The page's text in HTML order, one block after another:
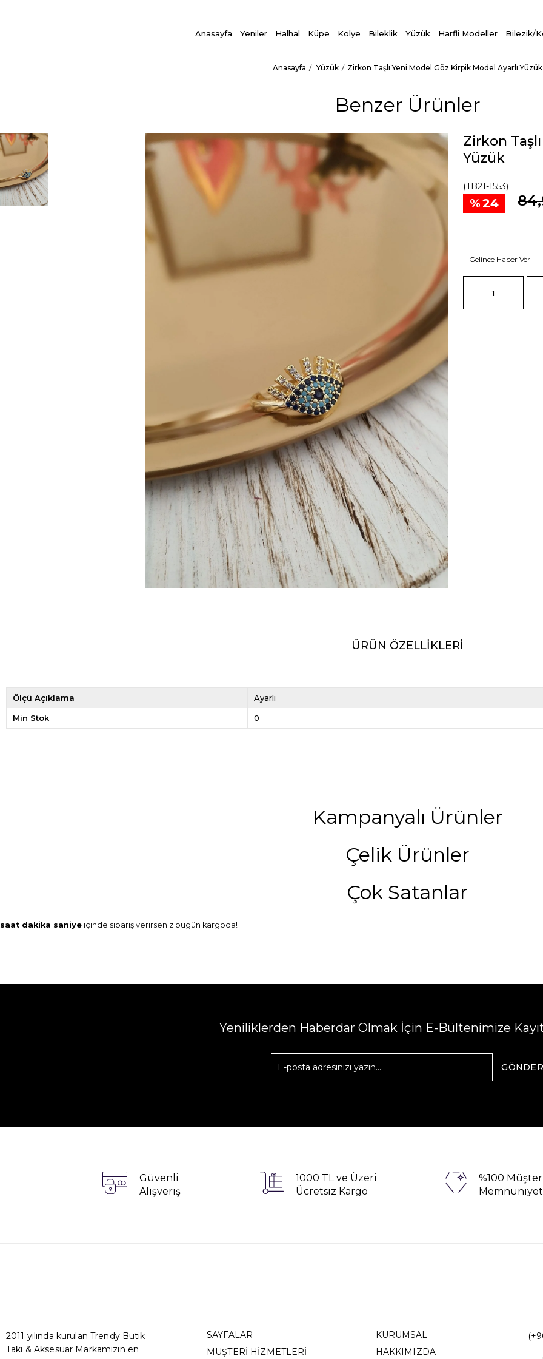
Anasayfa Yeniler Halhal Küpe Kolye Bileklik Yüzük Harfli Modeller Bilezik/
Anasayfa Yüzük
Zirkon Taşlı Yeni Model Göz Kirpik Model Ayarlı Yüzük
Benzer Ürünler
Zirkon
Yüzük
(TB21-1553)
24
Gelince Haber Ver
ÜRÜN ÖZELLIKLERI
Ölçü Açıklama Ayarlı
Min Stok 0
Kampanyalı Ürünler
Çelik Ürünler
Çok Satanlar
saat dakika saniye içinde sipariş verirseniz bugün kargoda!
Yeniliklerden Haberdar Olmak İçin E-Bültenimize
GÖNDER
Güvenli
Alışveriş
1000 TL ve Üzeri
Ücretsiz Kargo
%100
2011 yılında kurulan Trendy Butik
Takı & Aksesuar Markamızın en
SAYFALAR
MÜŞTERİ HİZMETLERİ
KURUMSAL
HAKKIMIZDA